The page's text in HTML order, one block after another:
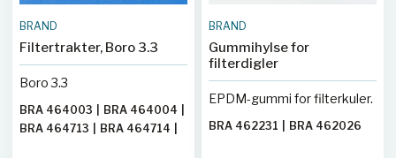
BRAND
Filtertrakter, Boro 3.3
Boro 3.3
BRA 464003 BRA 464004
BRA 464713
BRA 464714
BRAND
Gummihylse for
filterdigler
EPDM-gummi for filterkuler.
BRA 462231 BRA 462026